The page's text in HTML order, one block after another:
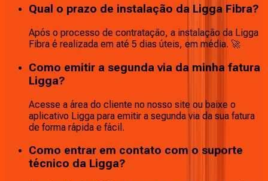
Qual o prazo de instalação da Ligga Fibra?
Após o processo de contratação, a instalação da Ligga
Fibra é realizada em até 5 dias úteis, em média. 🚀
Como emitir a segunda via da minha fatura
Ligga?
Acesse a área do cliente no nosso site ou baixe o
aplicativo Ligga para emitir a segunda via da sua fatura
de forma rápida e fácil.
Como entrar em contato com o suporte
técnico da Ligga?